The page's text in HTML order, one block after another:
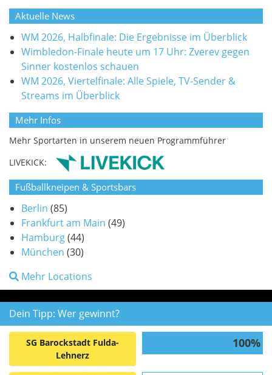
Aktuelle News
WM 2026, Halbfinale: Die Ergebnisse im Überblick
Wimbledon-Finale heute um 17 Uhr: Zverev gegen
Sinner kostenlos schauen
WM 2026, Viertelfinale: Alle Spiele, TV-Sender &
Streams im Überblick
Mehr Infos
Mehr Sportarten in unserem neuen Programmführer
LIVEKICK:
Fußballkneipen & Sportsbars
Berlin (85)
Frankfurt am Main (49)
Hamburg(44)
München (30)
Mehr Locations
Dein Tipp: Wer gewinnt?
SG Barockstadt Fulda-
Lehnerz
100%